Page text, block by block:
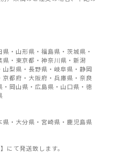
・山形県・福島県・茨城県・
・東京都・神奈川県・新潟
梨県・長野県・岐阜県・静岡
都府・大阪府・兵庫県・奈良
岡山県・広島県・山口県・徳
・大分県・宮崎県・鹿児島県
にて発送致します。